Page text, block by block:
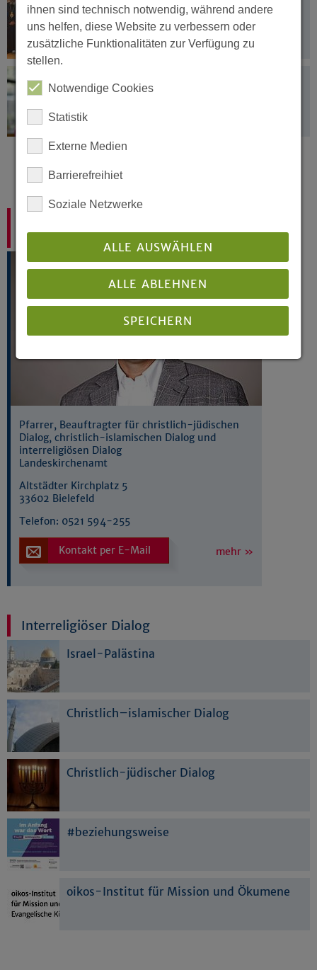
Erster Metropolit in Deutschland
kommt aus Westfalen
Präses über aktives Erinnern: „Es
1
Ralf Lange-Sonntag
Pfarrer, Beauftragter für christlich-jüdischen
Dialog, christlich-islamischen Dialog und
interreligiösen Dialog
Landeskirchenamt
Altstädter Kirchplatz 5
33602 Bielefeld
Telefon: 0521 594-255
Kontakt per E-Mail mehr »
Interreligiöser Dialog
Israel-Palästina
Christlich–islamischer Dialog
Christlich-jüdischer Dialog
#beziehungsweise
oikos-Institut für Mission und Ökumene
ihnen sind technisch notwendig, während andere
uns helfen, diese Website zu verbessern oder
zusätzliche Funktionalitäten zur Verfügung zu
stellen.
Notwendige Cookies
Statistik
Externe Medien
Barrierefreihiet
Soziale Netzwerke
ALLE AUSWÄHLEN
ALLE ABLEHNEN
SPEICHERN
Details anzeigen
Impressum |Datenschutz